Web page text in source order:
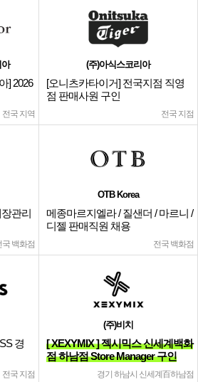
아
] 2026
전국 지역
(주)아식스코리아
[오니츠카타이거] 전국지점 직영
점 판매사원 구인
전국 지점
관리
국 백화점
OTB Korea
메종마르지엘라 / 질샌더 / 마르니 /
디젤 판매직원 채용
전국 백화점
경
전국 지점
(주)비치
[ XEXYMIX ] 젝시믹스 신세계백화
점 하남점 Store Manager 구인
경기 하남시 신세계百하남점